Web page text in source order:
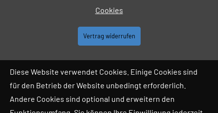
Cookies
Vertrag widerrufen
Diese Website verwendet Cookies. Einige Cookies sind
für den Betrieb der Website unbedingt erforderlich.
Andere Cookies sind optional und erweitern den